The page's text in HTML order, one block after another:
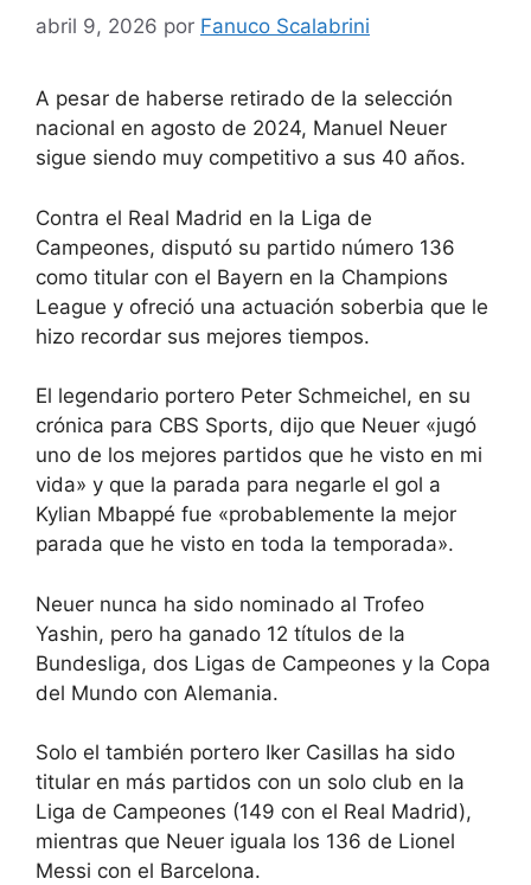
abril 9, 2026 por Fanuco Scalabrini
A pesar de haberse retirado de la selección
nacional en agosto de 2024, Manuel Neuer
sigue siendo muy competitivo a sus 40 años.
Contra el Real Madrid en la Liga de
Campeones, disputó su partido número 136
como titular con el Bayern en la Champions
League y ofreció una actuación soberbia que le
hizo recordar sus mejores tiempos.
El legendario portero Peter Schmeichel, en su
crónica para CBS Sports, dijo que Neuer «jugó
uno de los mejores partidos que he visto en mi
vida» y que la parada para negarle el gol a
Kylian Mbappé fue «probablemente la mejor
parada que he visto en toda la temporada».
Neuer nunca ha sido nominado al Trofeo
Yashin, pero ha ganado 12 títulos de la
Bundesliga, dos Ligas de Campeones y la Copa
del Mundo con Alemania.
Solo el también portero Iker Casillas ha sido
titular en más partidos con un solo club en la
Liga de Campeones (149 con el Real Madrid),
mientras que Neuer iguala los 136 de Lionel
Messi con el Barcelona.